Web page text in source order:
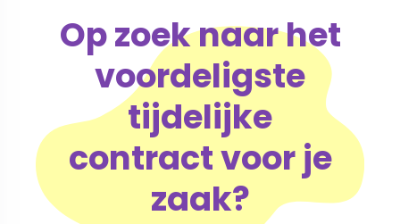
Op zoek naar het
voordeligste
tijdelijke
contract voor je
zaak?